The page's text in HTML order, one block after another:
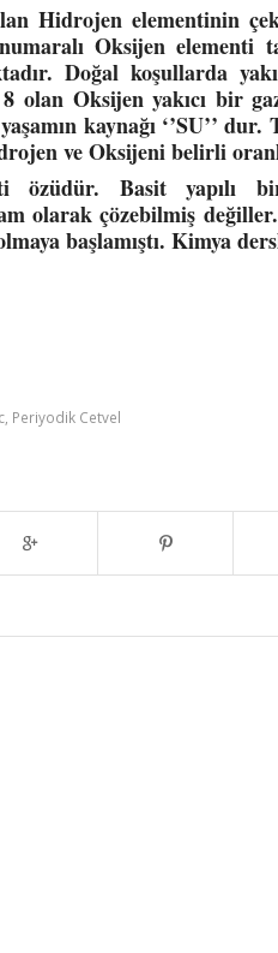
Hidrojen elementinin
Oksijen elementi
Doğal koşullarda
8 olan Oksijen yakıcı bir
kaynağı ‘’SU’’
ve Oksijeni belirli
özüdür. Basit
olarak çözebilmiş
başlamıştı. Kimya
Periyodik Cetvel